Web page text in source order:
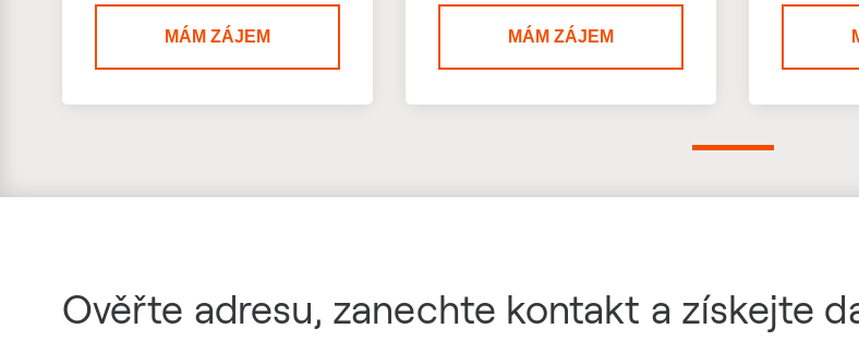
MÁM ZÁJEM MÁM ZÁJEM
Ověřte adresu, zanechte kontakt a získejte